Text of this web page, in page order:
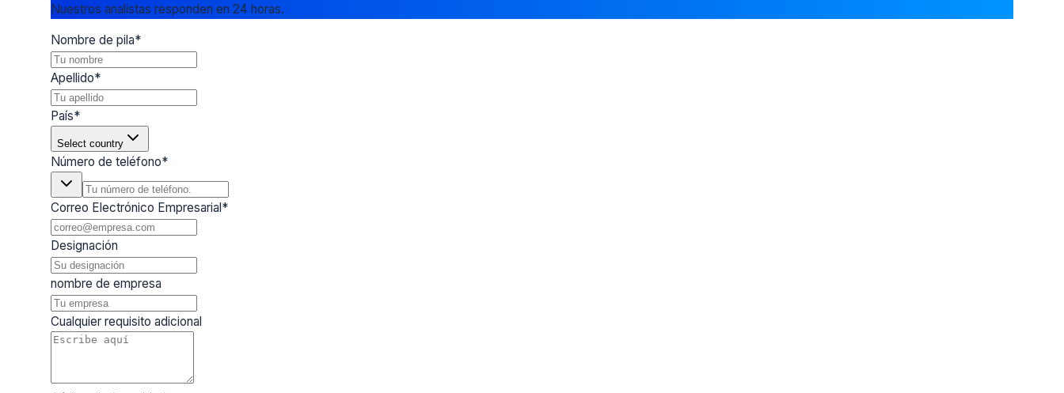
Nuestros analistas responden en 24 horas.
Nombre de pila*
Apellido*
País*
Select country
Número de teléfono*
Correo Electrónico Empresarial*
Designación
nombre de empresa
Cualquier requisito adicional